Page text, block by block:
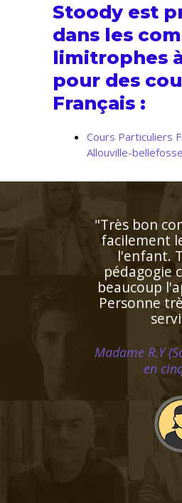
Stoody est
dans les
limitrophes
pour des
Français :
Cours Particuliers
Allouville-bellefosse
rapidement
de ma fille
un plan
personnalisé
sont
mesure.
très gentille
la
Monsieur J.K